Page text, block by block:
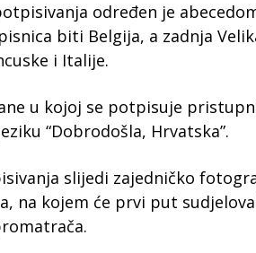
određen je
biti Belgija, a zadnja
i Italije.
u kojoj se potpisuje
“Dobrodošla, Hrvatska”.
slijedi zajedničko
na kojem će prvi put